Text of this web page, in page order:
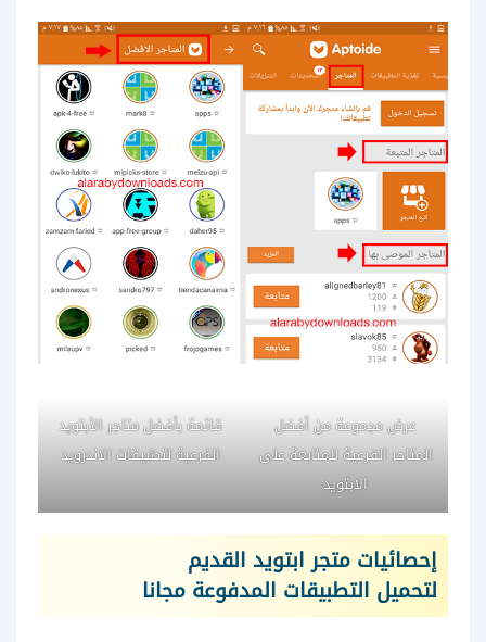
عرض مجموعة من أفضل
المتاجر الفرعية للمتابعة على
الابتويد
قائمة بأفضل متاجر الأبتويد
الفرعية لتطبيقات الاندرويد
إحصائيات متجر ابتويد القديم
لتحميل التطبيقات المدفوعة مجانا